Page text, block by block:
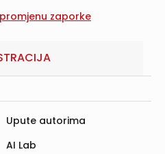
Upute autorima
AI Lab